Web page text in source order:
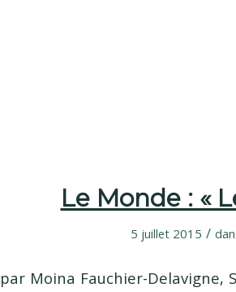
Le Monde : «
5 juillet 2015 /
par Moina Fauchier-Delavigne,